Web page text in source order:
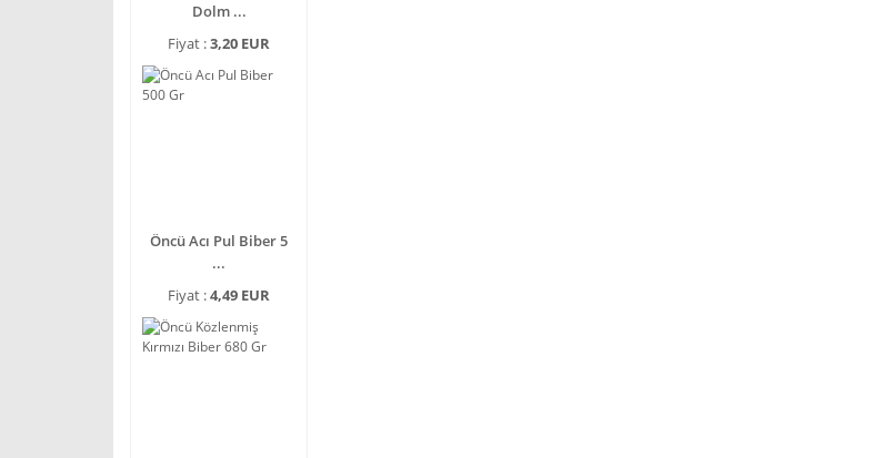
Dolm ...
Fiyat :3,20 EUR
Öncü Acı Pul Biber 5
...
Fiyat :4,49 EUR